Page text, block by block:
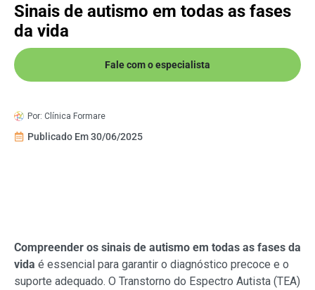
Sinais de autismo em todas as fases
da vida
Fale com o especialista
Por: Clínica Formare
Publicado Em30/06/2025
Compreender os sinais de autismo em todas as fases da
vida é essencial para garantir o diagnóstico precoce e o
suporte adequado. O Transtorno do Espectro Autista (TEA)